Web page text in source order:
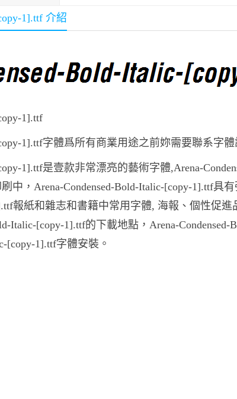
1].ttf 介紹
1].ttf
1].ttf字體爲所有商業用途之前妳需要聯系字體
1].ttf是壹款非常漂亮的藝術字體,Arena-
中，Arena-Condensed-Bold-Italic-[copy-1].ttf具
報紙和雜志和書籍中常用字體, 海報、個性促
Italic-[copy-1].ttf的下載地點，Arena-
[copy-1].ttf字體安裝。